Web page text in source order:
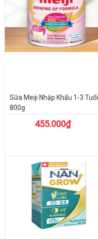
Sữa Meiji Nhập Khẩu 1-3 Tuổi
800g
455.000₫